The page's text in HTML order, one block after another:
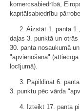
komercsabiedrībā,
kapitālsabiedrību
2. Aizstāt 1. panta
daļas 3. punktā un
30. panta nosaukumā
"apvienošana"
locījumā).
3. Papildināt 6.
3. punktu pēc vārda
4. Izteikt 17. panta